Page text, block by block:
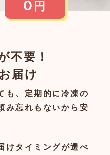
不要！
届け
も、定期的に冷凍の
み忘れもないから安
けタイミングが選べ
0円